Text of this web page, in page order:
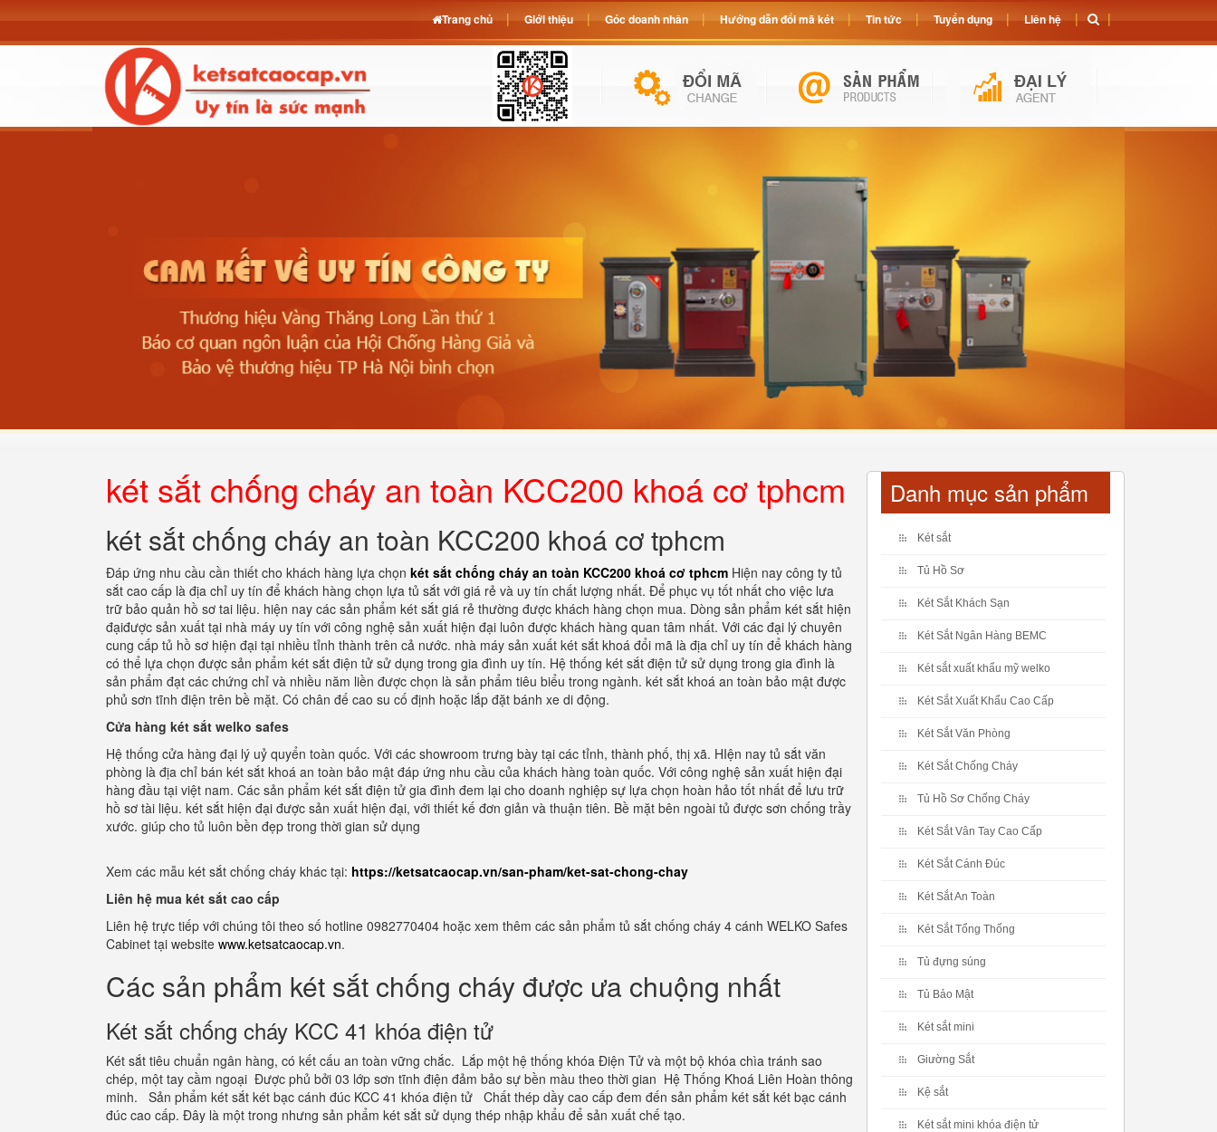
két sắt chống cháy an toàn KCC200 khoá cơ tphcm
két sắt chống cháy an toàn KCC200 khoá cơ tphcm
Đáp ứng nhu cầu cần thiết cho khách hàng lựa chọn két sắt chống cháy an toàn KCC200 khoá cơ tphcm Hiện nay công ty tủ
sắt cao cấp là địa chỉ uy tín để khách hàng chọn lựa tủ sắt với giá rẻ và uy tín chất lượng nhất. Để phục vụ tốt nhất cho việc lưa
trữ bảo quản hồ sơ tai liệu. hiện nay các sản phẩm két sắt giá rẻ thường được khách hàng chọn mua. Dòng sản phẩm két sắt hiện
đạiđược sản xuất tại nhà máy uy tín với công nghệ sản xuất hiện đại luôn được khách hàng quan tâm nhất. Với các đại lý chuyên
cung cấp tủ hồ sơ hiện đại tại nhiều tỉnh thành trên cả nước. nhà máy sản xuất két sắt khoá đổi mã là địa chỉ uy tín để khách hàng
có thể lựa chọn được sản phẩm két sắt điện tử sử dụng trong gia đình uy tín. Hệ thống két sắt điện tử sử dụng trong gia đình là
sản phẩm đạt các chứng chỉ và nhiều năm liền được chọn là sản phẩm tiêu biểu trong ngành. két sắt khoá an toàn bảo mật được
phủ sơn tĩnh điện trên bề mặt. Có chân đế cao su cố định hoặc lắp đặt bánh xe di động.
Cửa hàng két sắt welko safes
Hệ thống cửa hàng đại lý uỷ quyển toàn quốc. Với các showroom trưng bày tại các tỉnh, thành phố, thị xã. HIện nay tủ sắt văn
phòng là địa chỉ bán két sắt khoá an toàn bảo mật đáp ứng nhu cầu của khách hàng toàn quốc. Với công nghệ sản xuất hiện đại
hàng đầu tại việt nam. Các sản phẩm két sắt điện tử gia đình đem lại cho doanh nghiệp sự lựa chọn hoàn hảo tốt nhất để lưu trữ
hồ sơ tài liệu. két sắt hiện đại được sản xuất hiện đại, với thiết kế đơn giản và thuận tiên. Bề mặt bên ngoài tủ được sơn chống trầy
xước. giúp cho tủ luôn bền đẹp trong thời gian sử dụng
Xem các mẫu két sắt chống cháy khác tại: https://ketsatcaocap.vn/san-pham/ket-sat-chong-chay
Liên hệ mua két sắt cao cấp
Liên hệ trực tiếp với chúng tôi theo số hotline 0982770404 hoặc xem thêm các sản phẩm tủ sắt chống cháy 4 cánh WELKO Safes
Cabinet tại website www.ketsatcaocap.vn.
Các sản phẩm két sắt chống cháy được ưa chuộng nhất
Két sắt chống cháy KCC 41 khóa điện tử
Két sắt tiêu chuẩn ngân hàng, có kết cấu an toàn vững chắc. Lắp một hệ thống khóa Điện Tử và một bộ khóa chìa tránh sao
chép, một tay cầm ngoại Được phủ bởi 03 lớp sơn tĩnh điện đảm bảo sự bền màu theo thời gian Hệ Thống Khoá Liên Hoàn thông
minh. Sản phẩm két sắt két bạc cánh đúc KCC 41 khóa điện tử Chất thép dầy cao cấp đem đến sản phẩm két sắt két bạc cánh
đúc cao cấp. Đây là một trong nhưng sản phẩm két sắt sử dụng thép nhập khẩu để sản xuất chế tạo.
Danh mục sản phẩm
Két sắt
Tủ Hồ Sơ
Két Sắt Khách Sạn
Két Sắt Ngân Hàng BEMC
Két sắt xuất khẩu mỹ welko
Két Sắt Xuất Khẩu Cao Cấp
Két Sắt Văn Phòng
Két Sắt Chống Cháy
Tủ Hồ Sơ Chống Cháy
Két Sắt Vân Tay Cao Cấp
Két Sắt Cánh Đúc
Két Sắt An Toàn
Két Sắt Tổng Thống
Tủ đựng súng
Tủ Bảo Mật
Két sắt mini
Giường Sắt
Kệ sắt
Két sắt mini khóa điện tử
Trang chủ Giới thiệu Góc doanh nhân Hướng dẫn đổi mã két Tin tức Tuyển dụng Liên hệ